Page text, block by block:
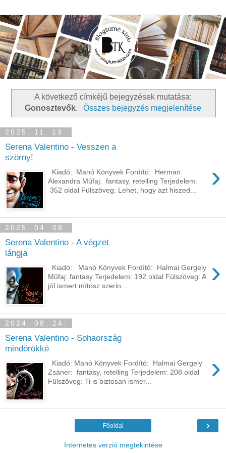
A következő címkéjű bejegyzések mutatása:
Gonosztevők. Összes bejegyzés megjelenítése
2025. 11. 13.
Serena Valentino - Vesszen a
szörny!
›
Kiadó: Manó Könyvek Fordító: Herman
Alexandra Műfaj: fantasy, retelling Terjedelem:
352 oldal Fülszöveg: Lehet, hogy azt hiszed...
2025. 04. 08.
Serena Valentino - A végzet
lángja
›
Kiadó: Manó Könyvek Fordító: Halmai Gergely
Műfaj: fantasy Terjedelem: 192 oldal Fülszöveg: A
jól ismert mítosz szerin...
2024. 08. 24.
Serena Valentino - Sohaország
mindörökké
›
Kiadó: Manó Könyvek Fordító: Halmai Gergely
Zsáner: fantasy, retelling Terjedelem: 208 oldal
Fülszöveg: Ti is biztosan ismer...
›
Főoldal
Internetes verzió megtekintése